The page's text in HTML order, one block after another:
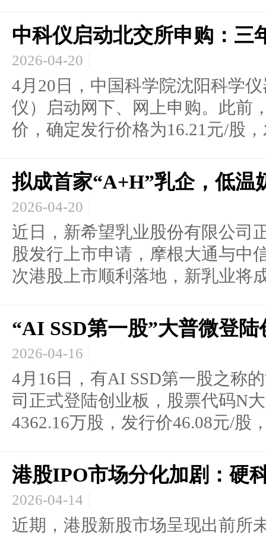
中科仪启动北交所申购：三
2026-04-20
4月20日，中国科学院沈阳科学
仪）启动网下、网上申购。此前
价，确定发行价格为16.21元/股
拟成首家“A+H”乳企，低温
2026-04-20
近日，新希望乳业股份有限公司
股发行上市申请，摩根大通与中
次港股上市顺利落地，新乳业将
“AI SSD第一股”大普微登
2026-04-16
4月16日，有AI SSD第一股之称
司正式登陆创业板，股票代码N
4362.16万股，发行价46.08元/股
港股IPO市场分化加剧：硬
2026-04-14
近期，港股新股市场呈现出前所